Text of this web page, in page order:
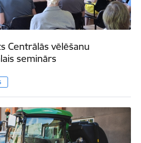
Centrālās vēlēšanu
seminārs